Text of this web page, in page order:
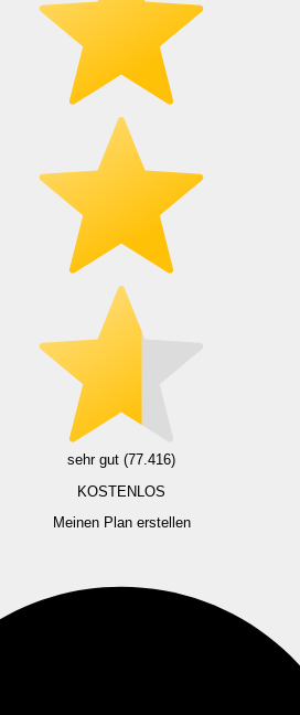
sehr gut (77.416)
KOSTENLOS
Meinen Plan erstellen